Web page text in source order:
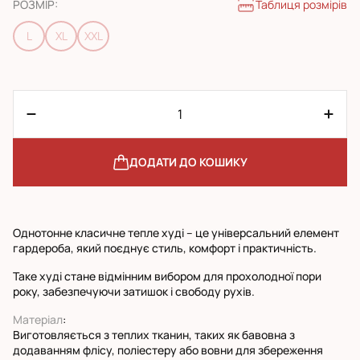
РОЗМІР: Таблиця розмірів
L XL XXL
ДОДАТИ ДО КОШИКУ
Однотонне класичне тепле худі – це універсальний елемент
гардероба, який поєднує стиль, комфорт і практичність.
Таке худі стане відмінним вибором для прохолодної пори
року, забезпечуючи затишок і свободу рухів.
Матеріал:
Виготовляється з теплих тканин, таких як бавовна з
додаванням флісу, поліестеру або вовни для збереження